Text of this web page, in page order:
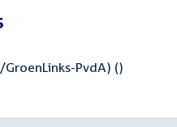
GroenLinks-PvdA) ()